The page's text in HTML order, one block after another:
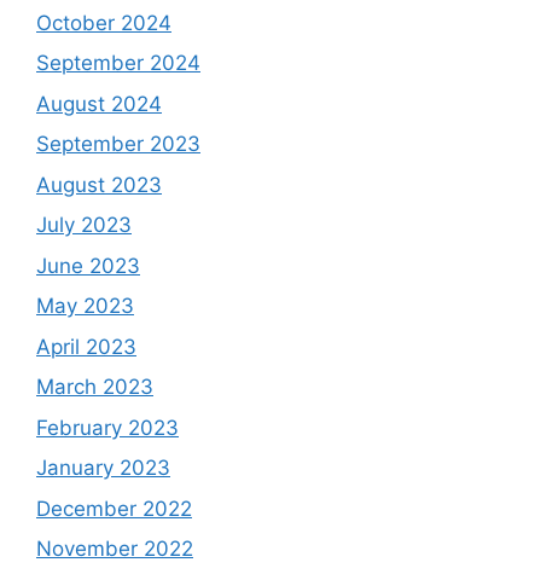
October 2024
September 2024
August 2024
September 2023
August 2023
July 2023
June 2023
May 2023
April 2023
March 2023
February 2023
January 2023
December 2022
November 2022